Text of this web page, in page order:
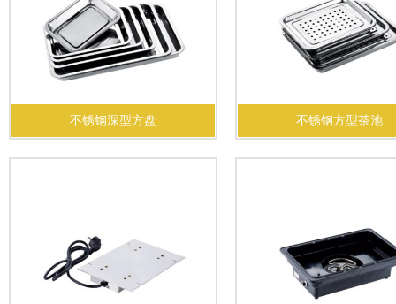
不锈钢深型方盘 不锈钢方型茶池